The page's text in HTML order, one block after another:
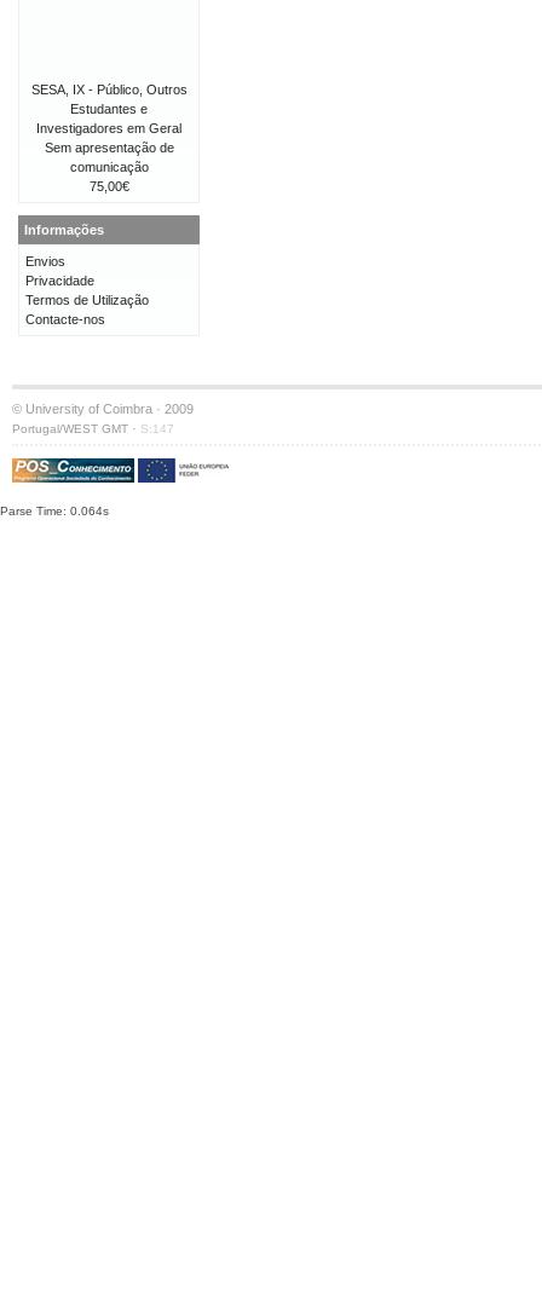
SESA, IX - Público, Outros
Estudantes e
Investigadores em Geral
Sem apresentação de
comunicação
75,00€
Informações
Envios
Privacidade
Termos de Utilização
Contacte-nos
© University of Coimbra · 2009
Portugal/WEST GMT · S:147
Parse Time: 0.064s